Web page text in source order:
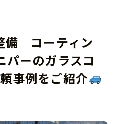
コーティン
ーのガラスコ
事例をご紹介